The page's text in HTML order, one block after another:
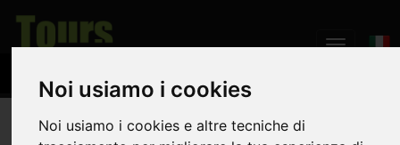
Noi usiamo i cookies
Noi usiamo i cookies e altre tecniche di
Home Il Territorio Cascata Delle Marmore